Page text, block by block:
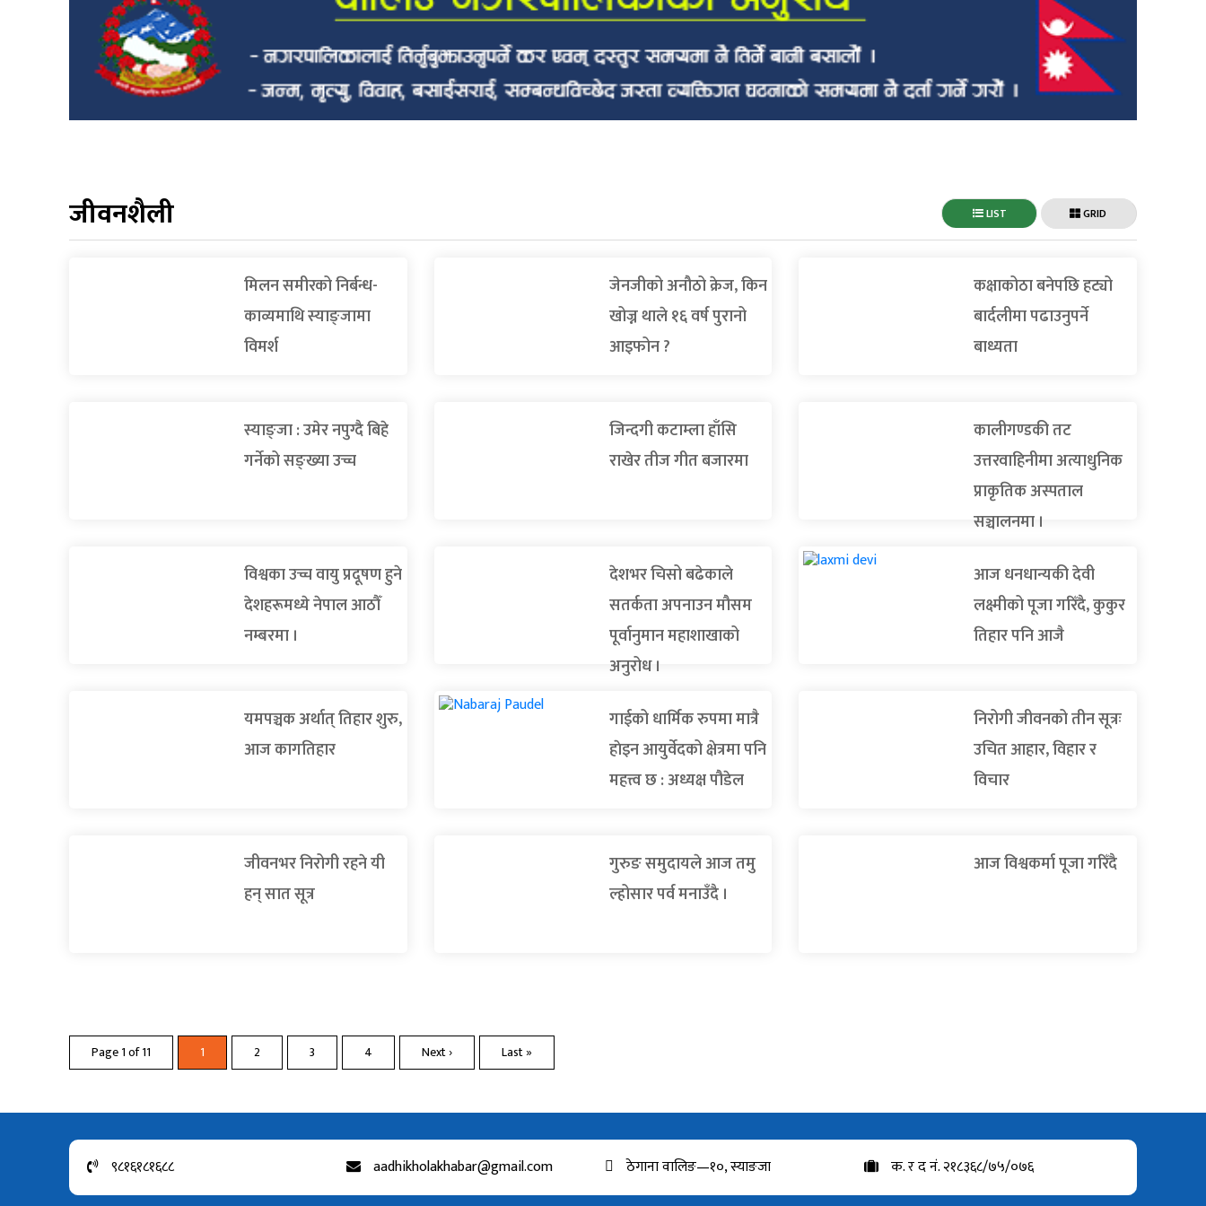
जीवनशैली LIST GRID
मिलन समीरको निर्बन्ध-
काव्यमाथि स्याङ्जामा
विमर्श
जेनजीको अनौठो क्रेज, किन
खोज्न थाले १६ वर्ष पुरानो
आइफोन ?
कक्षाकोठा बनेपछि हट्यो
बार्दलीमा पढाउनुपर्ने
बाध्यता
स्याङ्जा : उमेर नपुग्दै बिहे
गर्नेको सङ्ख्या उच्च
जिन्दगी कटाम्ला हाँसि
राखेर तीज गीत बजारमा
कालीगण्डकी तट
उत्तरवाहिनीमा अत्याधुनिक
प्राकृतिक अस्पताल
सञ्चालनमा ।
विश्वका उच्च वायु प्रदूषण हुने
देशहरूमध्ये नेपाल आठौँ
नम्बरमा ।
देशभर चिसो बढेकाले
सतर्कता अपनाउन मौसम
पूर्वानुमान महाशाखाको
अनुरोध ।
आज धनधान्यकी देवी
लक्ष्मीको पूजा गरिँदै, कुकुर
तिहार पनि आजै
यमपञ्चक अर्थात् तिहार शुरु,
आज कागतिहार
गाईको धार्मिक रुपमा मात्रै
हाेइन आयुर्वेदको क्षेत्रमा पनि
महत्त्व छ : अध्यक्ष पौडेल
निरोगी जीवनको तीन सूत्रः
उचित आहार, विहार र
विचार
जीवनभर निरोगी रहने यी
हन् सात सूत्र
गुरुङ समुदायले आज तमु
ल्होसार पर्व मनाउँदै ।
आज विश्वकर्मा पूजा गरिँदै
Page 1 of 11 1 2 3 4 Next › Last »
९८१६१८१६८८ aadhikholakhabar@gmail.com ठेगाना वालिङ—१०, स्याङजा क. र द नं. २१८३६८/७५/०७६